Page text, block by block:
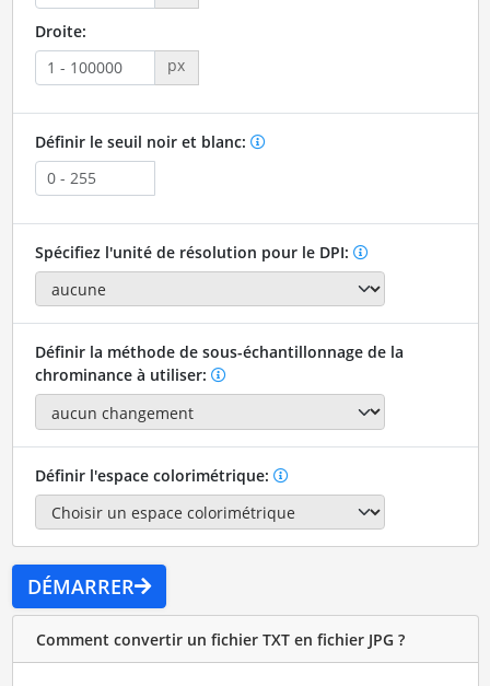
Droite:
px
Définir le seuil noir et blanc:
Spécifiez l'unité de résolution pour le DPI:
Définir la méthode de sous-échantillonnage de la
chrominance à utiliser:
Définir l'espace colorimétrique:
DÉMARRER
Comment convertir un fichier TXT en fichier JPG ?